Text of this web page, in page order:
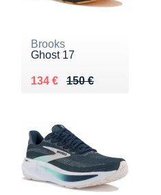
Brooks
Ghost 17
150 €
Au lieu de 150 €
134 €
Vendu 134 €